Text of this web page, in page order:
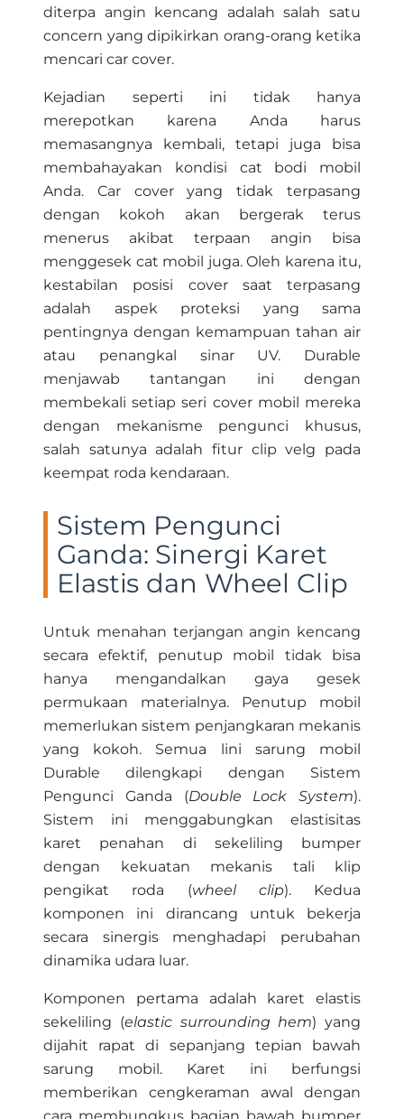
diterpa angin kencang adalah salah satu
concern yang dipikirkan orang-orang ketika
mencari car cover.
Kejadian seperti ini tidak hanya
merepotkan karena Anda harus
memasangnya kembali, tetapi juga bisa
membahayakan kondisi cat bodi mobil
Anda. Car cover yang tidak terpasang
dengan kokoh akan bergerak terus
menerus akibat terpaan angin bisa
menggesek cat mobil juga. Oleh karena itu,
kestabilan posisi cover saat terpasang
adalah aspek proteksi yang sama
pentingnya dengan kemampuan tahan air
atau penangkal sinar UV. Durable
menjawab tantangan ini dengan
membekali setiap seri cover mobil mereka
dengan mekanisme pengunci khusus,
salah satunya adalah fitur clip velg pada
keempat roda kendaraan.
Sistem Pengunci
Ganda: Sinergi Karet
Elastis dan Wheel Clip
Untuk menahan terjangan angin kencang
secara efektif, penutup mobil tidak bisa
hanya mengandalkan gaya gesek
permukaan materialnya. Penutup mobil
memerlukan sistem penjangkaran mekanis
yang kokoh. Semua lini sarung mobil
Durable dilengkapi dengan Sistem
Pengunci Ganda (Double Lock System).
Sistem ini menggabungkan elastisitas
karet penahan di sekeliling bumper
dengan kekuatan mekanis tali klip
pengikat roda (wheel clip). Kedua
komponen ini dirancang untuk bekerja
secara sinergis menghadapi perubahan
dinamika udara luar.
Komponen pertama adalah karet elastis
sekeliling (elastic surrounding hem) yang
dijahit rapat di sepanjang tepian bawah
sarung mobil. Karet ini berfungsi
memberikan cengkeraman awal dengan